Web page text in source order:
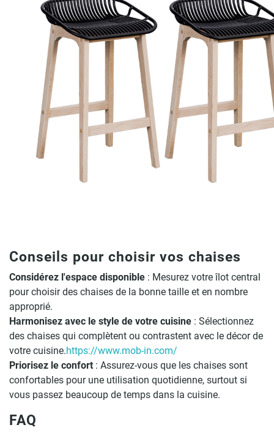
Conseils pour choisir vos chaises
Considérez l'espace disponible : Mesurez votre îlot central
pour choisir des chaises de la bonne taille et en nombre
approprié.
Harmonisez avec le style de votre cuisine : Sélectionnez
des chaises qui complètent ou contrastent avec le décor de
votre cuisine.https://www.mob-in.com/
Priorisez le confort : Assurez-vous que les chaises sont
confortables pour une utilisation quotidienne, surtout si
vous passez beaucoup de temps dans la cuisine.
FAQ